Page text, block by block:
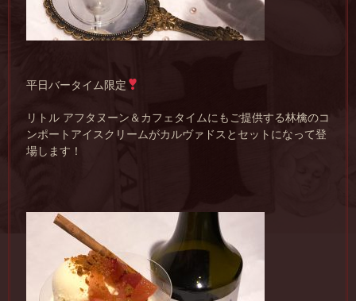
平日バータイム限定
リトル アフタヌーン＆カフェタイムにもご提供する林檎のコ
ンポートアイスクリームがカルヴァドスとセットになって登
場します！